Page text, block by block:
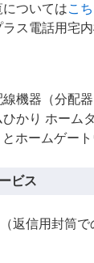
ついてはこ
ラス電話用宅
機器（分配
かり ホーム
ホームゲー
ビス
返信用封筒で